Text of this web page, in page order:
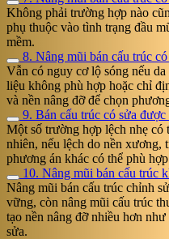
Không phải trường hợp nào
phụ thuộc vào tình trạng đầu
mềm.
8. Nâng mũi bán cấu trúc
Vẫn có nguy cơ lộ sóng nếu
liệu không phù hợp hoặc chỉ
và nền nâng đỡ để chọn
9. Bán cấu trúc có sửa
Một số trường hợp lệch nhẹ có
nhiên, nếu lệch do nền xương,
phương án khác có thể phù
10. Nâng mũi bán cấu trúc
Nâng mũi bán cấu trúc chỉnh
vững, còn nâng mũi cấu trúc
tạo nền nâng đỡ nhiều hơn
sửa.